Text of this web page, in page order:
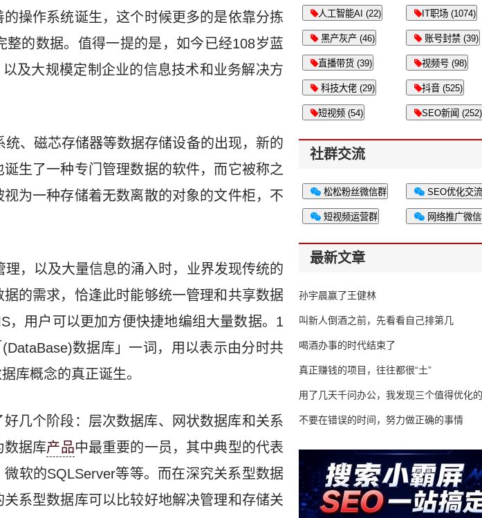
操作系统诞生，这个时候更多的是依靠分拣
的数据。值得一提的是，如今已经108岁蓝
及大规模定制企业的信息技术和业务解决方
、磁芯存储器等数据存储设备的出现，新的
生了一种专门管理数据的软件，而它被称之
为一种存储着无数离散的对象的文件柜，不
，以及大量信息的涌入时，业界发现传统的
的需求，恰逢此时能够统一管理和共享数据
，用户可以更加方便快捷地编组大量数据。1
数据库」一词，用以表示由分时共
库概念的真正诞生。
几个阶段：层次数据库、网状数据库和关系
数据库产品中最重要的一员，其中典型的代表
软的SQLServer等等。而在深究关系型数据
系型数据库可以比较好地解决管理和存储关
人工智能AI (22) IT职场 (1074)
黑产灰产 (46) 账号封禁 (39)
直播带货 (39) 视频号 (98)
科技大佬 (29) 抖音 (525)
短视频 (54) SEO新闻 (252)
社群交流
松松粉丝微信群 SEO优化交
短视频运营群 网络推广微
最新文章
孙宇晨赢了王健林
叫新人倒酒之前，先看看自己排第几
喝酒办事的时代结束了
真正赚钱的项目，往往都很“土”
用了几天千问办公，我发现三个值得优化
不要在错误的时间，努力做正确的事情